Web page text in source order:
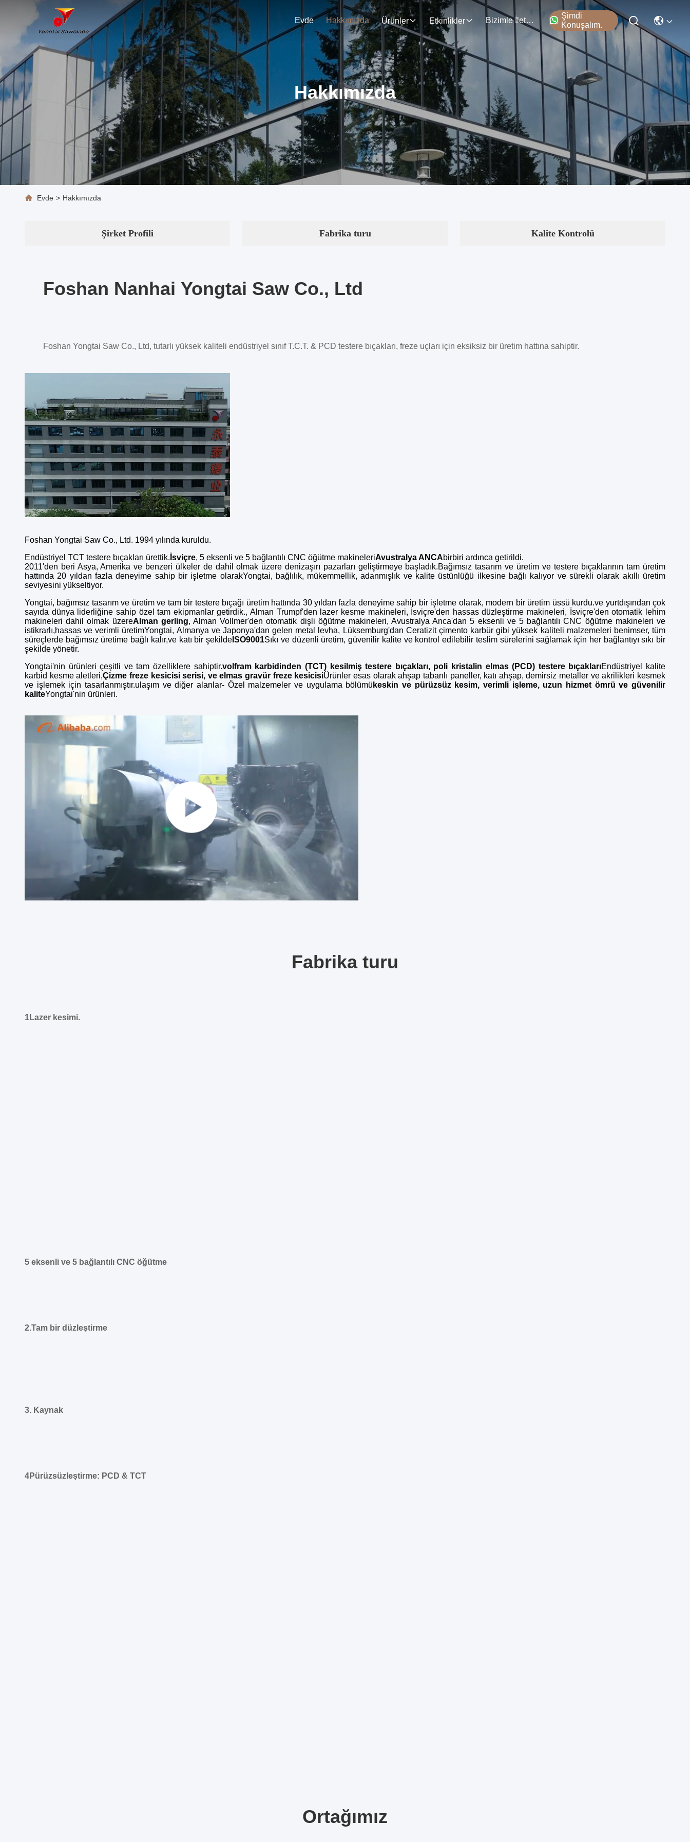
Evde Hakkımızda Ürünler Etkinlikler Bizimle İletişim
Şimdi
Konuşalım.
Hakkımızda
Evde > Hakkımızda
Şirket Profili Fabrika turu Kalite Kontrolü
Foshan Nanhai Yongtai Saw Co., Ltd
Foshan Yongtai Saw Co., Ltd, tutarlı yüksek kaliteli endüstriyel sınıf T.C.T. & PCD testere bıçakları, freze uçları için eksiksiz bir üretim hattına sahiptir.
Foshan Yongtai Saw Co., Ltd. 1994 yılında kuruldu.
Endüstriyel TCT testere bıçakları ürettik. İsviçre, 5 eksenli ve 5 bağlantılı CNC öğütme makineleriAvustralya ANCAbirbiri ardınca getirildi.
2011'den beri Asya, Amerika ve benzeri ülkeler de dahil olmak üzere denizaşırı pazarları geliştirmeye başladık.Bağımsız tasarım ve üretim ve testere bıçaklarının tam üretim
hattında 20 yıldan fazla deneyime sahip bir işletme olarakYongtai, bağlılık, mükemmellik, adanmışlık ve kalite üstünlüğü ilkesine bağlı kalıyor ve sürekli olarak akıllı üretim
seviyesini yükseltiyor.
Yongtai, bağımsız tasarım ve üretim ve tam bir testere bıçağı üretim hattında 30 yıldan fazla deneyime sahip bir işletme olarak, modern bir üretim üssü kurdu.ve yurtdışından çok
sayıda dünya liderliğine sahip özel tam ekipmanlar getirdik., Alman Trumpf'den lazer kesme makineleri, İsviçre'den hassas düzleştirme makineleri, İsviçre'den otomatik lehim
makineleri dahil olmak üzereAlman gerling, Alman Vollmer'den otomatik dişli öğütme makineleri, Avustralya Anca'dan 5 eksenli ve 5 bağlantılı CNC öğütme makineleri ve
istikrarlı,hassas ve verimli üretimYongtai, Almanya ve Japonya'dan gelen metal levha, Lüksemburg'dan Ceratizit çimento karbür gibi yüksek kaliteli malzemeleri benimser, tüm
süreçlerde bağımsız üretime bağlı kalır,ve katı bir şekilde ISO9001Sıkı ve düzenli üretim, güvenilir kalite ve kontrol edilebilir teslim sürelerini sağlamak için her bağlantıyı sıkı bir
şekilde yönetir.
Yongtai'nin ürünleri çeşitli ve tam özelliklere sahiptir.volfram karbidinden (TCT) kesilmiş testere bıçakları, poli kristalin elmas (PCD) testere bıçaklarıEndüstriyel kalite
karbid kesme aletleri,Çizme freze kesicisi serisi, ve elmas gravür freze kesicisiÜrünler esas olarak ahşap tabanlı paneller, katı ahşap, demirsiz metaller ve akrilikleri kesmek
ve işlemek için tasarlanmıştır.ulaşım ve diğer alanlar- Özel malzemeler ve uygulama bölümü keskin ve pürüzsüz kesim, verimli işleme, uzun hizmet ömrü ve güvenilir
kaliteYongtai'nin ürünleri.
Fabrika turu
1Lazer kesimi.
5 eksenli ve 5 bağlantılı CNC öğütme